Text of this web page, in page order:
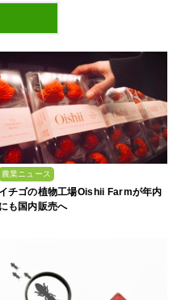
農業ニュース
イチゴの植物工場Oishii Farmが年内
にも国内販売へ